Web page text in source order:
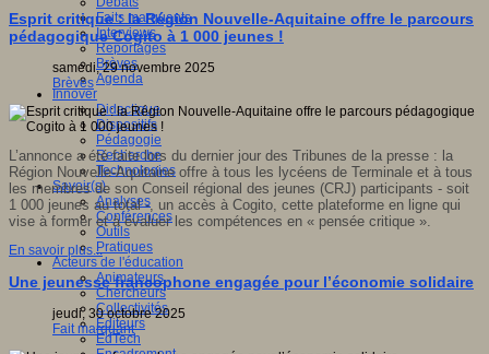
Faits marquants
Interviews
Reportages
Brèves
Agenda
Innover
Didactique
Dispositifs
Pédagogie
Recherche
Technologies
Savoir(s)
Analyses
Conférences
Outils
Pratiques
Acteurs de l'éducation
Animateurs
Chercheurs
Collectivités
Editeurs
EdTech
Esprit critique : la Région Nouvelle-Aquitaine offre le parcours
pédagogique Cogito à 1 000 jeunes !
samedi, 29 novembre 2025
Brèves
L’annonce a été faite lors du dernier jour des Tribunes de la presse : la
Région Nouvelle-Aquitaine offre à tous les lycéens de Terminale et à tous
les membres de son Conseil régional des jeunes (CRJ) participants - soit
1 000 jeunes au total-, un accès à Cogito, cette plateforme en ligne qui
vise à former etàévaluer les compétences en « pensée critique ».
,
En savoir plus...
Une jeunesse francophone engagée pour l’économie solidaire
jeudi, 30 octobre 2025
Fait marquant